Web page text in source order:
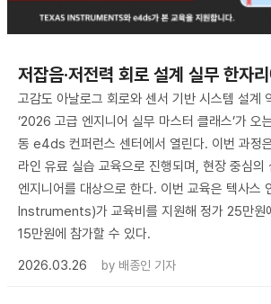
저잡음·저전력 회로 설계 실무 한자
고감도 아날로그 회로와 센서 기반 시스템 설계
‘2026 고급 엔지니어 실무 마스터 클래스’가 오
동 e4ds 컨퍼런스 센터에서 열린다. 이번 과정
라인 유료 실습 교육으로 진행되며, 현장 중심의
엔지니어를 대상으로 한다. 이번 교육은 텍사스
Instruments)가 교육비를 지원해 정가 25만원
15만원에 참가할 수 있다.
2026.03.26
by 배종인 기자